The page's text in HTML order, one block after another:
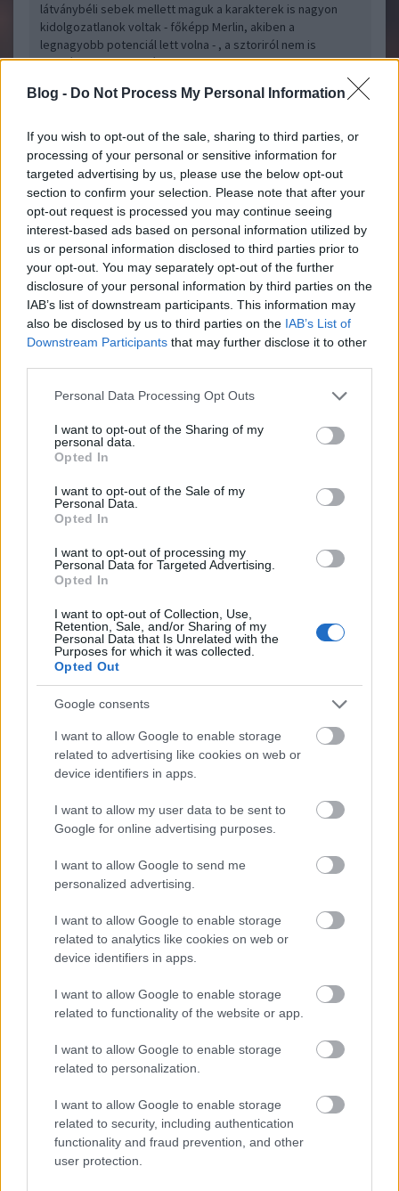
Blog - Do Not Process My Personal Information
If you wish to opt-out of the sale, sharing to third parties, or
processing of your personal or sensitive information for
targeted advertising by us, please use the below opt-out
section to confirm your selection. Please note that after your
opt-out request is processed you may continue seeing
interest-based ads based on personal information utilized by
us or personal information disclosed to third parties prior to
your opt-out. You may separately opt-out of the further
disclosure of your personal information by third parties on the
IAB’s list of downstream participants. This information may
also be disclosed by us to third parties on the IAB’s List of
Downstream Participants that may further disclose it to other
Please note that this website/app uses one or more Google
not limited to your visit or usage behaviour. You may click to
grant or deny consent to Google and its third-party tags to
use your data for below specified purposes in below Google
consent section.
Personal Data Processing Opt Outs
I want to opt-out of the Sharing of my
personal data.
Opted In
I want to opt-out of the Sale of my
Personal Data.
Opted In
I want to opt-out of processing my
Personal Data for Targeted Advertising.
Opted In
I want to opt-out of Collection, Use,
Retention, Sale, and/or Sharing of my
Personal Data that Is Unrelated with the
Purposes for which it was collected.
Opted Out
Google consents
I want to allow Google to enable storage
related to advertising like cookies on web or
device identifiers in apps.
I want to allow my user data to be sent to
Google for online advertising purposes.
I want to allow Google to send me
personalized advertising.
I want to allow Google to enable storage
related to analytics like cookies on web or
device identifiers in apps.
I want to allow Google to enable storage
related to functionality of the website or app.
I want to allow Google to enable storage
related to personalization.
I want to allow Google to enable storage
related to security, including authentication
functionality and fraud prevention, and other
user protection.
látványbéli sebek mellett maguk a karakterek is nagyon
kidolgozatlanok voltak - főképp Merlin, akiben a
legnagyobb potenciál lett volna - , a sztoriról nem is
beszélve, vontatott és unalmas.
Filmdroid
OFF (vagy inkább bréking?): Kiderült, hogy ki kapta
el Oszamát
2011.05.11 19:18:02
Eddig is sejtettük, sokan Jack Bauerre tippeltek, de itt a
bizonyíték. (Figyelem, csúnya szó is olvasható. Ez már 12-es
karika?)A képet mailben kaptam, az illető pedig az odabasz
oldalról szedte. ..
kompi 2011.05.11 20:35:39
felborultam a röhögéstől amikor megláttam.
Filmdroid Túl a 10.000-en
Immáron több, mint 10.000 posztot pakoltam ki a Droidra, ami
szerintem a filmes blogok és oldalak között is szépnek
mondható.Ennek örömére 3 DVD-t sorsolok ki a gyakori
kommentelők között: Watchmen, Ninja Scroll, Filmcápák
hálójában. Nincs más dolga ezen embereknek, mint egy…..
kompi 2011.05.08 12:04:56
Egyértelmű hogy ti vagytok a legtöbbet frissülő filmes
oldal, remélem ez így marad még sokáig.
Filmdroid The Warrior's Way
Cowboyok a nindzsák ellen és mindez a vadnyugaton! Elsőre
könnyedebb filmre gondol az ember, ám anno Charles Bronson
főszereplésével készült a Vörös nap, ami komolyabb film, ám a
témában született más stílusú alkotás, elég csak a Vadnyugati
szamurájra gondolni. A Warrior's…..